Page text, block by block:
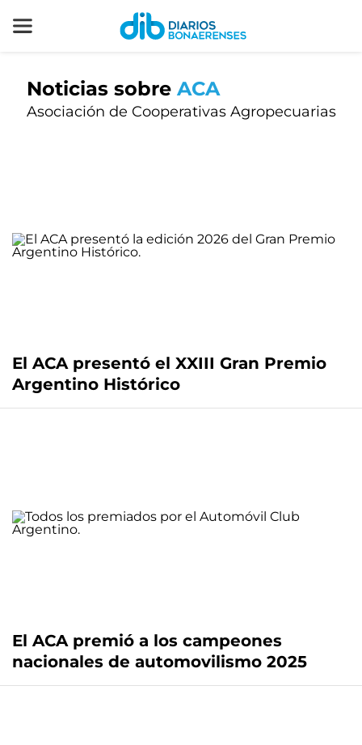
Noticias sobre ACA
Asociación de Cooperativas Agropecuarias
El ACA presentó el XXIII Gran Premio
Argentino Histórico
El ACA premió a los campeones
nacionales de automovilismo 2025